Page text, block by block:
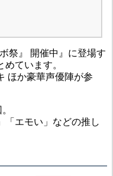
祭』 開催中』に登場す
ています。
ほか豪華声優陣が参
「エモい」などの推し